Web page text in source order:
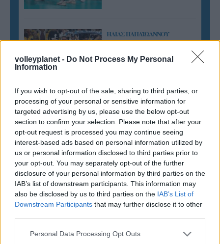
volleyplanet - Do Not Process My Personal
Information
If you wish to opt-out of the sale, sharing to third parties, or
processing of your personal or sensitive information for
targeted advertising by us, please use the below opt-out
section to confirm your selection. Please note that after your
opt-out request is processed you may continue seeing
interest-based ads based on personal information utilized by
us or personal information disclosed to third parties prior to
your opt-out. You may separately opt-out of the further
disclosure of your personal information by third parties on the
IAB’s list of downstream participants. This information may
also be disclosed by us to third parties on the IAB’s List of
Downstream Participants that may further disclose it to other
Please note that this website/app uses one or more Google
Personal Data Processing Opt Outs
ΗΛΙΑΣ ΠΑΠΑΪΩΑΝΝΟΥ
Αναγνώριση και σεβασμός
οι σημαντικότερες νίκες του